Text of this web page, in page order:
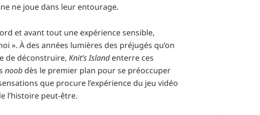
ne joue dans leur entourage.
et avant tout une expérience sensible,
». À des années lumières des préjugés qu’on
de déconstruire,Knit’s Islandenterre ces
noob dès le premier plan pour se préoccuper
que procure l’expérience du jeu vidéo
l’histoire peut-être.